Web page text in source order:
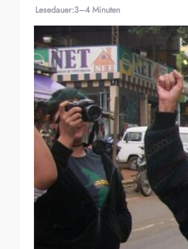
Lesedauer:3–4 Minuten